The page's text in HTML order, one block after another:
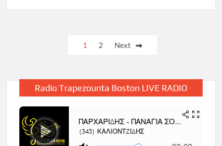
1 2 Next
Radio Trapezounta Boston LIVE RADIO